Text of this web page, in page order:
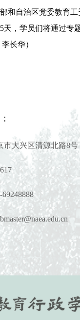
和自治区党委教育
5天，学员们将通过专
长华）
市大兴区清源北路8号